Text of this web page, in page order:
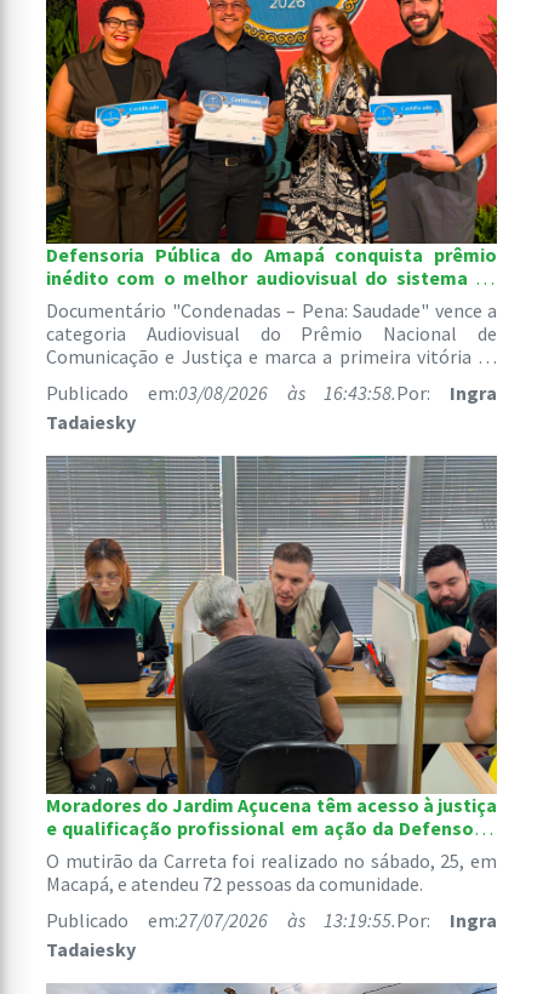
Defensoria Pública do Amapá conquista prêmio
inédito com o melhor audiovisual do sistema de
justiça brasileiro
Documentário "Condenadas – Pena: Saudade" vence a
categoria Audiovisual do Prêmio Nacional de
Comunicação e Justiça e marca a primeira vitória de
uma instituição amapaense na história da premiação.
Publicado em:03/08/2026 às 16:43:58.Por: Ingra
Tadaiesky
Moradores do Jardim Açucena têm acesso à justiça
e qualificação profissional em ação da Defensoria
Pública
O mutirão da Carreta foi realizado no sábado, 25, em
Macapá, e atendeu 72 pessoas da comunidade.
Publicado em:27/07/2026 às 13:19:55.Por: Ingra
Tadaiesky